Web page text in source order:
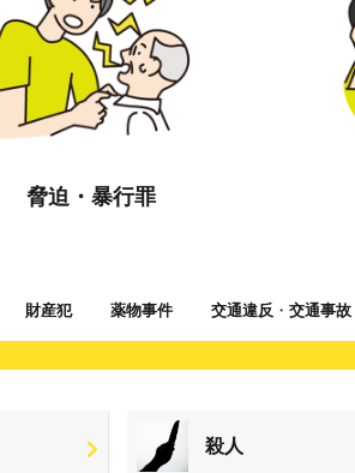
脅迫・暴行罪
財産犯 薬物事件 交通違反 ・ 交通事故
殺人